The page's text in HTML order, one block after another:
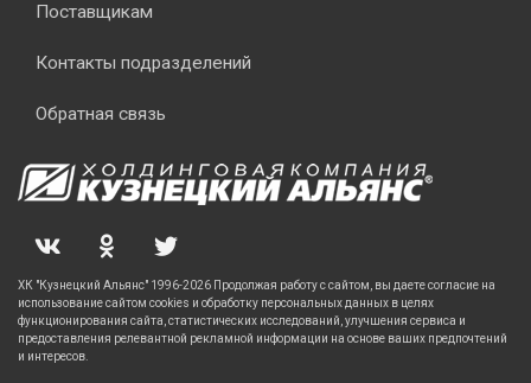
Поставщикам
Контакты подразделений
Обратная связь
ХК "Кузнецкий Альянс" 1996-2026 Продолжая работу с сайтом, вы даете согласие на
использование сайтом cookies и обработку персональных данных в целях
функционирования сайта, статистических исследований, улучшения сервиса и
предоставления релевантной рекламной информации на основе ваших предпочтений
и интересов.